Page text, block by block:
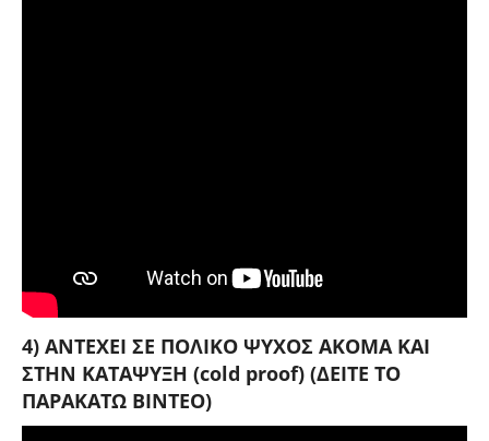
4) ΑΝΤΕΧΕΙ ΣΕ ΠΟΛΙΚΟ ΨΥΧΟΣ ΑΚΟΜΑ ΚΑΙ
ΣΤΗΝ ΚΑΤΑΨΥΞΗ (cold proof) (ΔΕΙΤΕ ΤΟ
ΠΑΡΑΚΑΤΩ ΒΙΝΤΕΟ)